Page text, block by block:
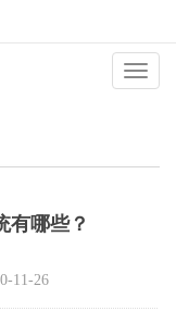
有哪些？
11-26